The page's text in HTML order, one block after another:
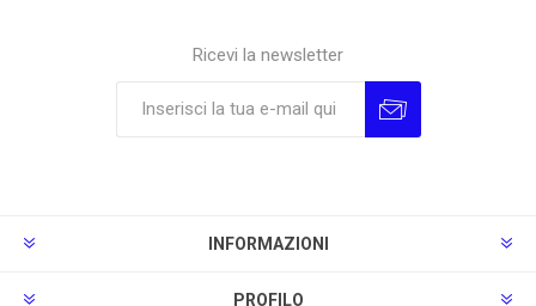
Ricevi la newsletter
INFORMAZIONI
PROFILO